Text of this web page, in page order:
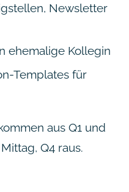
Newsletter
ehemalige Kollegin
Templates für
aus Q1 und
Q4 raus.